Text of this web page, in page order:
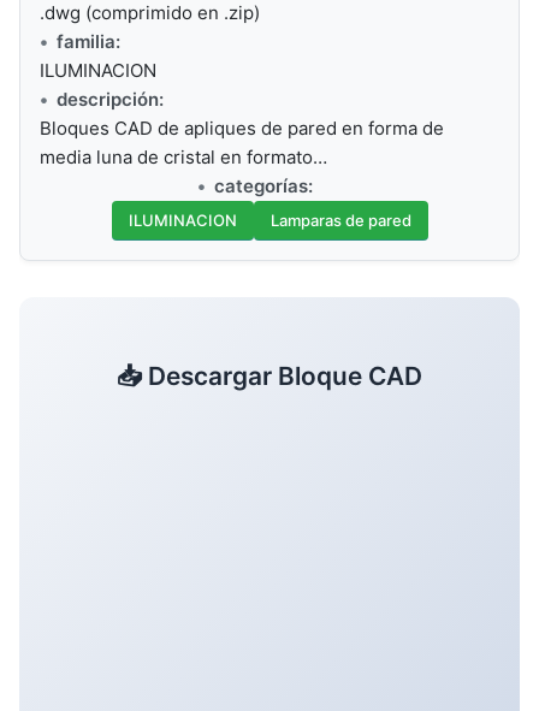
.dwg (comprimido en .zip)
familia:
ILUMINACION
descripción:
Bloques CAD de apliques de pared en forma de
media luna de cristal en formato…
categorías:
ILUMINACION Lamparas de pared
📥 Descargar Bloque CAD